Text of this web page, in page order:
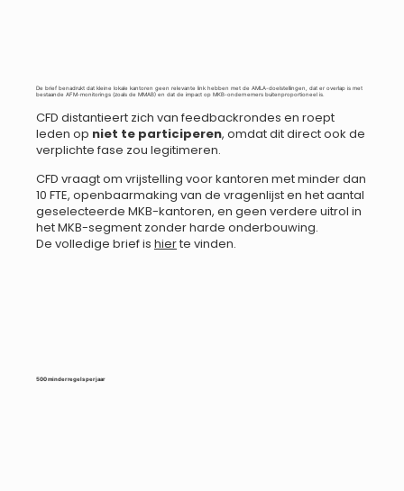
De brief benadrukt dat kleine lokale kantoren geen relevante link hebben met de AMLA-doelstellingen, dat er overlap is met
bestaande AFM-monitorings (zoals de MMAB) en dat de impact op MKB-ondernemers buitenproportioneel is.
CFD distantieert zich van feedbackrondes en roept
leden op niet te participeren, omdat dit direct ook de
verplichte fase zou legitimeren.
CFD vraagt om vrijstelling voor kantoren met minder dan
10 FTE, openbaarmaking van de vragenlijst en het aantal
geselecteerde MKB-kantoren, en geen verdere uitrol in
het MKB-segment zonder harde onderbouwing.
De volledige brief is hierte vinden.
500 minder regels per jaar